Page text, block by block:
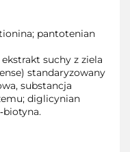
pantotenian
suchy z ziela
standaryzowany
substancja
diglicynian
‑biotyna.